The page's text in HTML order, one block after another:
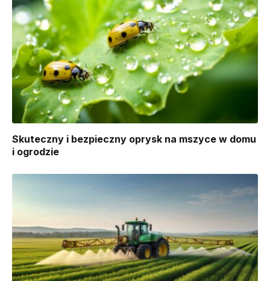
Skuteczny i bezpieczny oprysk na mszyce w domu
i ogrodzie